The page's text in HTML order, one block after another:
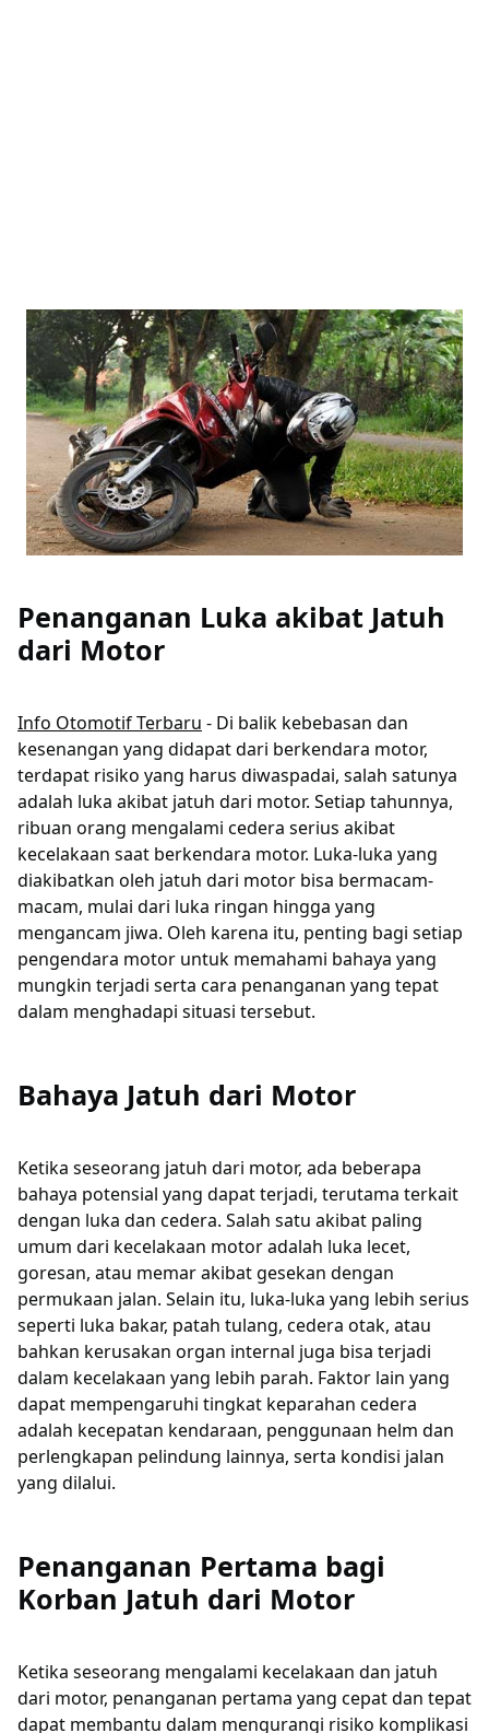
Penanganan Luka akibat Jatuh
dari Motor
Info Otomotif Terbaru - Di balik kebebasan dan
kesenangan yang didapat dari berkendara motor,
terdapat risiko yang harus diwaspadai, salah satunya
adalah luka akibat jatuh dari motor. Setiap tahunnya,
ribuan orang mengalami cedera serius akibat
kecelakaan saat berkendara motor. Luka-luka yang
diakibatkan oleh jatuh dari motor bisa bermacam-
macam, mulai dari luka ringan hingga yang
mengancam jiwa. Oleh karena itu, penting bagi setiap
pengendara motor untuk memahami bahaya yang
mungkin terjadi serta cara penanganan yang tepat
dalam menghadapi situasi tersebut.
Bahaya Jatuh dari Motor
Ketika seseorang jatuh dari motor, ada beberapa
bahaya potensial yang dapat terjadi, terutama terkait
dengan luka dan cedera. Salah satu akibat paling
umum dari kecelakaan motor adalah luka lecet,
goresan, atau memar akibat gesekan dengan
permukaan jalan. Selain itu, luka-luka yang lebih serius
seperti luka bakar, patah tulang, cedera otak, atau
bahkan kerusakan organ internal juga bisa terjadi
dalam kecelakaan yang lebih parah. Faktor lain yang
dapat mempengaruhi tingkat keparahan cedera
adalah kecepatan kendaraan, penggunaan helm dan
perlengkapan pelindung lainnya, serta kondisi jalan
yang dilalui.
Penanganan Pertama bagi
Korban Jatuh dari Motor
Ketika seseorang mengalami kecelakaan dan jatuh
dari motor, penanganan pertama yang cepat dan tepat
dapat membantu dalam mengurangi risiko komplikasi